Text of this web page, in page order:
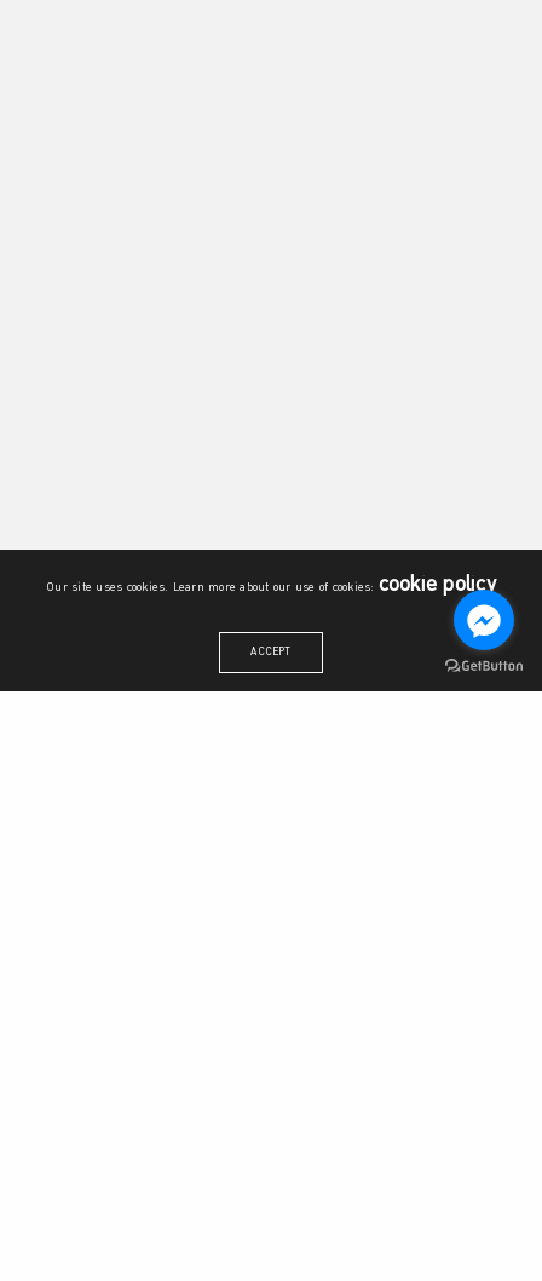
Our site uses cookies. Learn more about our use of cookies: cookie policy
ACCEPT